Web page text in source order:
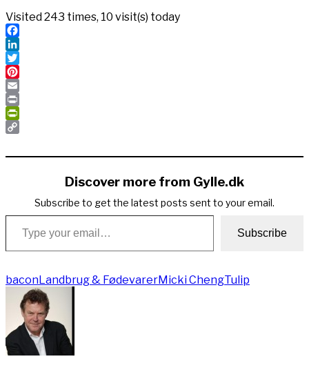
Visited 243 times, 10 visit(s) today
Facebook
LinkedIn
Twitter
Pinterest
Email
Print
PrintFriendly
Link
Discover more from Gylle.dk
Subscribe to get the latest posts sent to your email.
Type your email…
Subscribe
baconLandbrug & FødevarerMicki ChengTulip